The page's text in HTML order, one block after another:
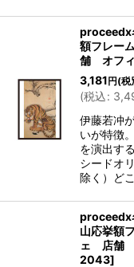
proceedx
額フレ
舗 オフ
3,181円(税
(税込:
伊藤若冲
いが特徴
を演出す
シードオ
除く）ど
proceedx
山応挙額
ェ 店舗
2043]